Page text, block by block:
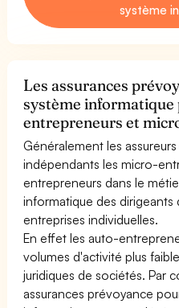
système
Les assurances
système informatique
entrepreneurs et
Généralement les
indépendants les micro-
entrepreneurs dans le
informatique des dirigeants
entreprises individuelles.
En effet les auto-
volumes d'activité plus
juridiques de sociétés. Par
assurances prévoyance